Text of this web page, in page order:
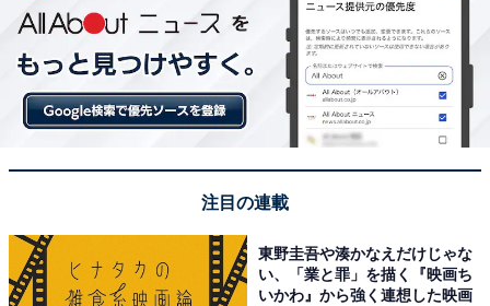
次ページ バッシングに言及する場面も……
注目の連載
東野圭吾や湊かなえだけじゃな
い、「業と罪」を描く『映画ち
いかわ』から強く連想した映画